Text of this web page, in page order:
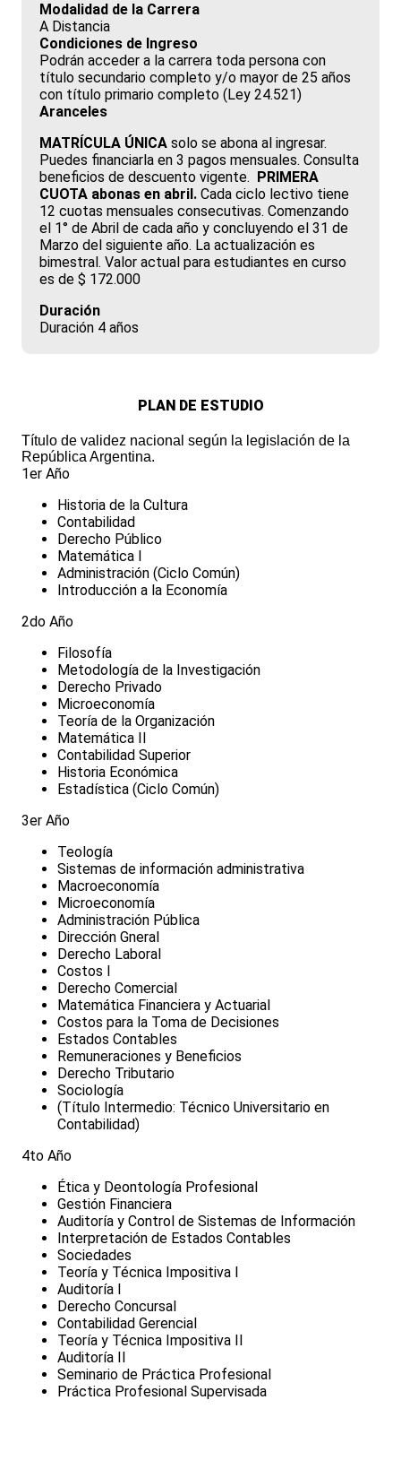
Modalidad de la Carrera
A Distancia
Condiciones de Ingreso
Podrán acceder a la carrera toda persona con
título secundario completo y/o mayor de 25 años
con título primario completo (Ley 24.521)
Aranceles
MATRÍCULA ÚNICA solo se abona al ingresar.
Puedes financiarla en 3 pagos mensuales. Consulta
beneficios de descuento vigente.
PRIMERA
CUOTA abonas en abril. Cada ciclo lectivo tiene
12 cuotas mensuales consecutivas. Comenzando
el 1° de Abril de cada año y concluyendo el 31 de
Marzo del siguiente año. La actualización es
bimestral. Valor actual para estudiantes en curso
es de $ 172.000
Duración
Duración 4 años
PLAN DE ESTUDIO
Título de validez nacional según la legislación de la
República Argentina.
1er Año
Historia de la Cultura
Contabilidad
Derecho Público
Matemática I
Administración (Ciclo Común)
Introducción a la Economía
2do Año
Filosofía
Metodología de la Investigación
Derecho Privado
Microeconomía
Teoría de la Organización
Matemática II
Contabilidad Superior
Historia Económica
Estadística (Ciclo Común)
3er Año
Teología
Sistemas de información administrativa
Macroeconomía
Microeconomía
Administración Pública
Dirección Gneral
Derecho Laboral
Costos I
Derecho Comercial
Matemática Financiera y Actuarial
Costos para la Toma de Decisiones
Estados Contables
Remuneraciones y Beneficios
Derecho Tributario
Sociología
(Título Intermedio: Técnico Universitario en
Contabilidad)
4to Año
Ética y Deontología Profesional
Gestión Financiera
Auditoría y Control de Sistemas de Información
Interpretación de Estados Contables
Sociedades
Teoría y Técnica Impositiva I
Auditoría I
Derecho Concursal
Contabilidad Gerencial
Teoría y Técnica Impositiva II
Auditoría II
Seminario de Práctica Profesional
Práctica Profesional Supervisada